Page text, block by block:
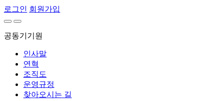
로그인 회원가입
공동기기원
인사말
연혁
조직도
운영규정
찾아오시는 길